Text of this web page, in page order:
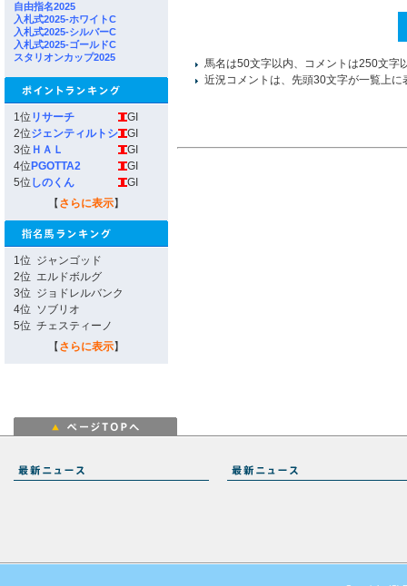
自由指名2025
入札式2025-ホワイトC
入札式2025-シルバーC
入札式2025-ゴールドC
スタリオンカップ2025
1位 リサーチ
GI
2位ジェンティルトシ
GI
3位 ＨＡＬ
GI
4位 PGOTTA2
GI
5位 しのくん
GI
【 さらに表示】
1位 ジャンゴッド
2位 エルドボルグ
3位 ジョドレルバンク
4位 ソブリオ
5位 チェスティーノ
【 さらに表示】
馬名は50文字以内、コメントは250文字
近況コメントは、先頭30文字が一覧上に